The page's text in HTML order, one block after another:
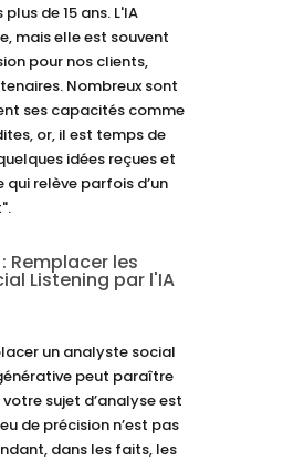
de 15 ans. L'IA
mais elle est souvent
pour nos clients,
Nombreux sont
ses capacités comme
or, il est temps de
idées reçues et
relève parfois d’un
Remplacer les
Listening par l'IA
un analyste social
peut paraître
sujet d’analyse est
de précision n’est pas
dans les faits, les